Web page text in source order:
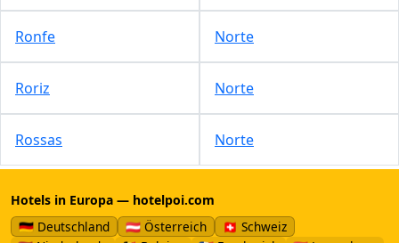
Ronfe Norte
Roriz Norte
Rossas Norte
Hotels in Europa — hotelpoi.com
🇩🇪 Deutschland
🇦🇹 Österreich
🇨🇭 Schweiz